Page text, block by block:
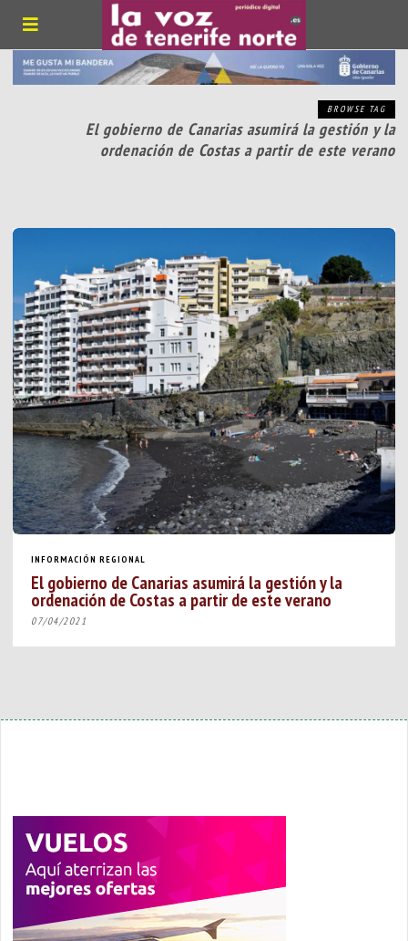
BROWSE TAG
El gobierno de Canarias asumirá la gestión y la
ordenación de Costas a partir de este verano
INFORMACIÓN REGIONAL
El gobierno de Canarias asumirá la gestión y la
ordenación de Costas a partir de este verano
07/04/2021